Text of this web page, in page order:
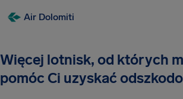
Air Dolomiti
Więcej lotnisk, od których
pomóc Ci uzyskać